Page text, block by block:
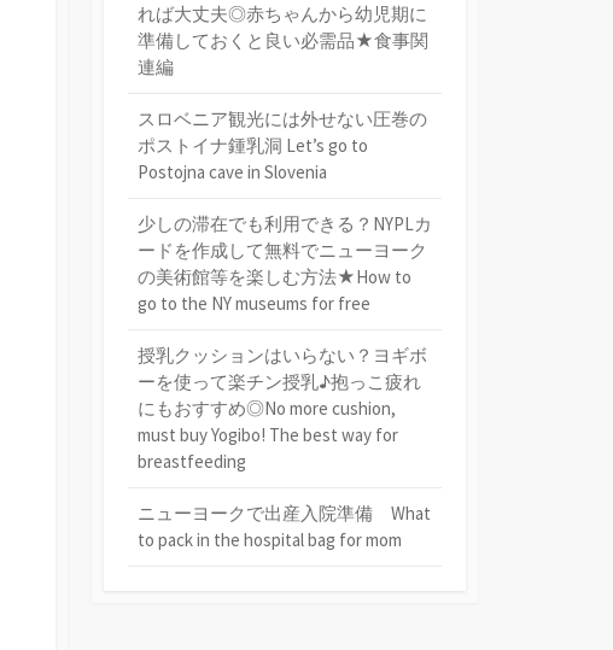
れば大丈夫◎赤ちゃんから幼児期に
準備しておくと良い必需品★食事関
連編
スロベニア観光には外せない圧巻の
ポストイナ鍾乳洞 Let’s go to
Postojna cave in Slovenia
少しの滞在でも利用できる？NYPLカ
ードを作成して無料でニューヨーク
の美術館等を楽しむ方法★How to
go to the NY museums for free
授乳クッションはいらない？ヨギボ
ーを使って楽チン授乳♪抱っこ疲れ
にもおすすめ◎No more cushion,
must buy Yogibo! The best way for
breastfeeding
ニューヨークで出産入院準備 What
to pack in the hospital bag for mom